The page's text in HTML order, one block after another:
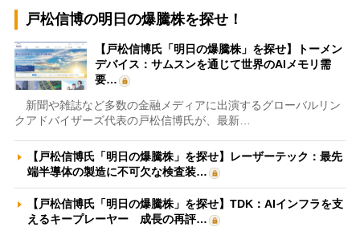
戸松信博の明日の爆騰株を探せ！
【戸松信博氏「明日の爆騰株」を探せ】トーメン
デバイス：サムスンを通じて世界のAIメモリ需
要…
新聞や雑誌など多数の金融メディアに出演するグローバルリン
クアドバイザーズ代表の戸松信博氏が、最新…
【戸松信博氏「明日の爆騰株」を探せ】レーザーテック：最先
端半導体の製造に不可欠な検査装…
【戸松信博氏「明日の爆騰株」を探せ】TDK：AIインフラを支
えるキープレーヤー 成長の再評…